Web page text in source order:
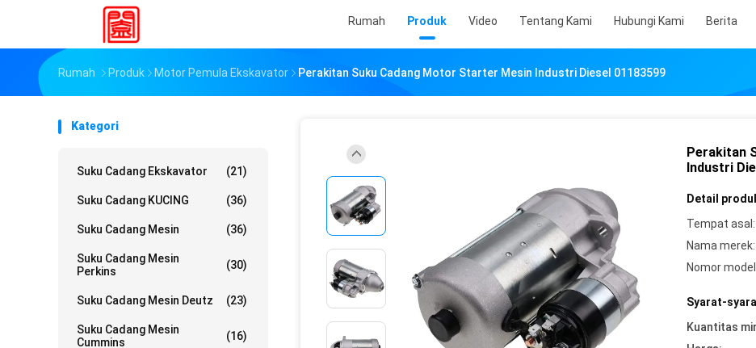
Rumah Produk Video Tentang Kami Hubungi Kami Berita
Rumah Produk Motor Pemula Ekskavator Perakitan Suku Cadang Motor Starter Mesin Industri Diesel 01183599
Kategori
Suku Cadang Ekskavator (21)
Suku Cadang KUCING (36)
Suku Cadang Mesin (36)
Suku Cadang Mesin
Perkins
(30)
Suku Cadang Mesin Deutz (23)
Suku Cadang Mesin
Cummins
(16)
Perakitan
Industri
Detail
Tempat asal:
Nama merek:
Nomor
Syarat-
Kuantitas